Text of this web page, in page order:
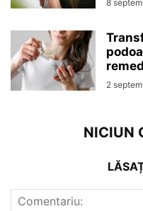
8
2
NICIUN